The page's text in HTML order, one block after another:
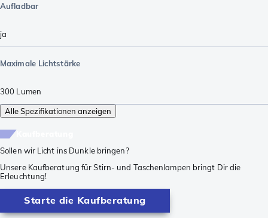
Aufladbar
ja
Maximale Lichtstärke
300 Lumen
Alle Spezifikationen anzeigen
Sollen wir Licht ins Dunkle bringen?
Unsere Kaufberatung für Stirn- und Taschenlampen bringt Dir die
Erleuchtung!
Starte die Kaufberatung